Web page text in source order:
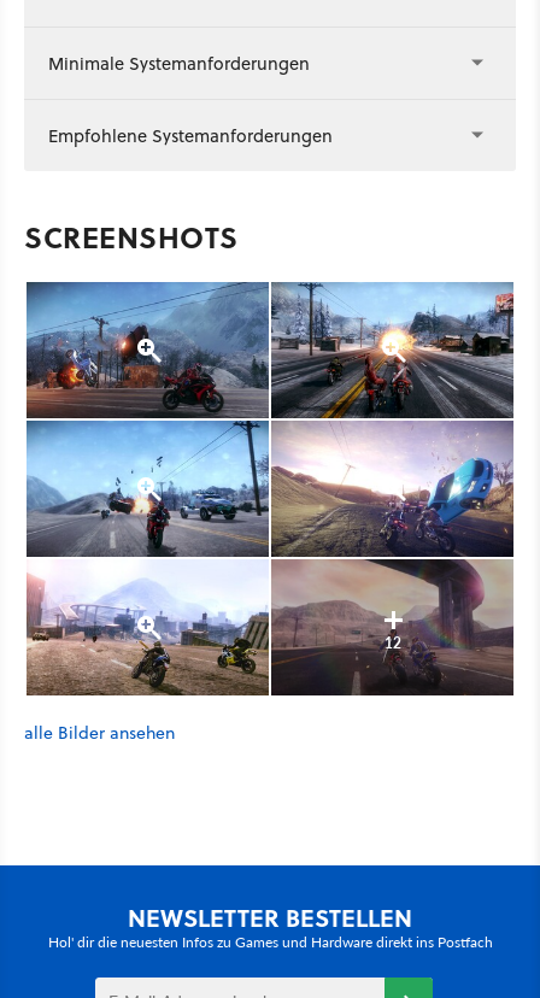
Minimale Systemanforderungen
Empfohlene Systemanforderungen
SCREENSHOTS
12
alle Bilder ansehen
NEWSLETTER BESTELLEN
Hol' dir die neuesten Infos zu Games und Hardware direkt ins Postfach